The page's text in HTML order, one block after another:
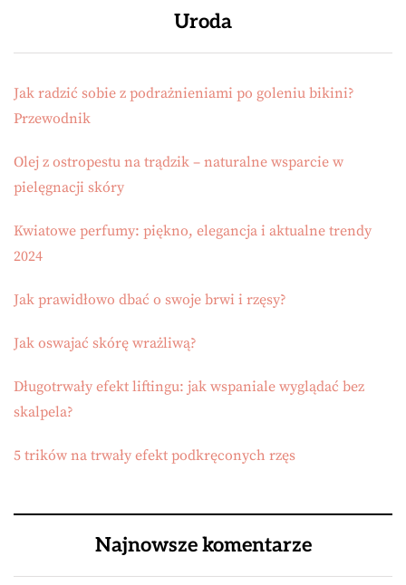
Uroda
Jak radzić sobie z podrażnieniami po goleniu bikini?
Przewodnik
Olej z ostropestu na trądzik – naturalne wsparcie w
pielęgnacji skóry
Kwiatowe perfumy: piękno, elegancja i aktualne trendy
2024
Jak prawidłowo dbać o swoje brwi i rzęsy?
Jak oswajać skórę wrażliwą?
Długotrwały efekt liftingu: jak wspaniale wyglądać bez
skalpela?
5 trików na trwały efekt podkręconych rzęs
Najnowsze komentarze